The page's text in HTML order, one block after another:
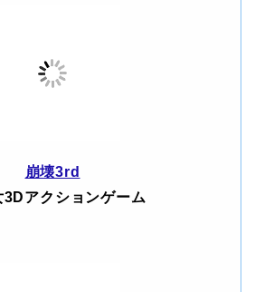
崩壊3rd
3Dアクションゲーム